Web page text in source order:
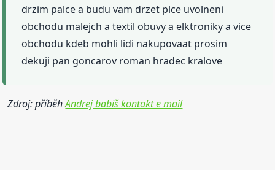
drzim palce a budu vam drzet plce uvolneni
obchodu malejch a textil obuvy a elktroniky a vice
obchodu kdeb mohli lidi nakupovaat prosim
dekuji pan goncarov roman hradec kralove
Zdroj: příběhAndrej babiš kontakt e mail